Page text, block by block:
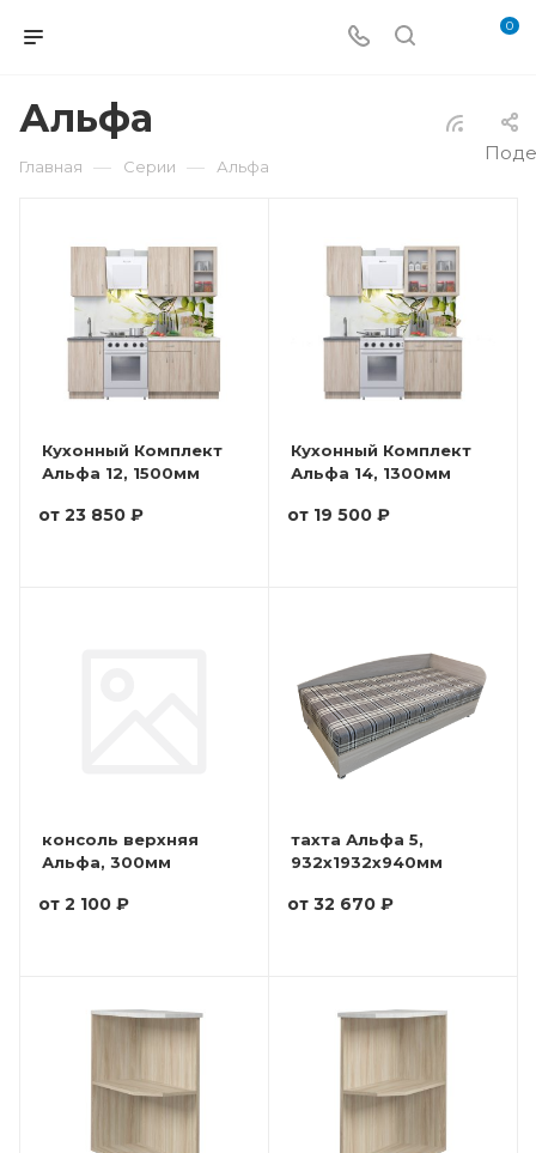
0
Альфа
Главная — Серии — Альфа
Кухонный Комплект
Альфа 12, 1500мм
от 23 850 ₽
Кухонный Комплект
Альфа 14, 1300мм
от 19 500 ₽
консоль верхняя
Альфа, 300мм
от 2 100 ₽
тахта Альфа 5,
932x1932x940мм
от 32 670 ₽